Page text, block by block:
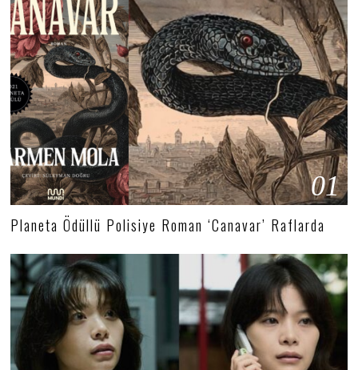
01
Planeta Ödüllü Polisiye Roman ‘Canavar’ Raflarda